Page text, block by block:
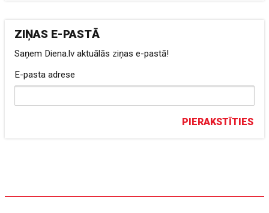
ZIŅAS E-PASTĀ
Saņem Diena.lv aktuālās ziņas e-pastā!
E-pasta adrese
PIERAKSTĪTIES